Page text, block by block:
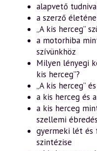
ember”
herceg”
rejtett
üzenetei
spirituális
szemmel
mennyiség
alapvető
a szerző
„A kis herceg”
a motorhiba
szívünkhöz
Milyen lényegi
kis herceg”?
„A kis herceg”
a kis herceg és
a kis herceg
szellemi ébredés
gyermeki lét
szintézise